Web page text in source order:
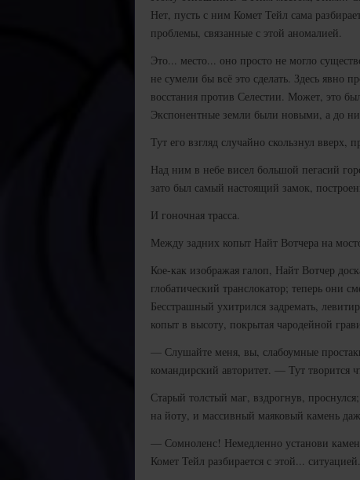
Нет, пусть с ним Комет Тейл сама
проблемы, связанные с этой аномалией.
Это... место... оно просто не могло
не сумели бы всё это сделать. Здесь явно
восстания против Селестии. Может, это
Экспонентные земли были новыми, а до
Тут его взгляд случайно скользнул
Над ним в небе висел большой пегасий
зато был самый настоящий замок,
И гоночная трасса.
Между задних копыт Найт Вотчера на
Кое-как изображая галоп, Найт Вотчер
глобатический транслокатор; теперь они
Бесстрашный ухитрился задремать,
копыт в высоту, покрытая чародейной
— Слушайте меня, вы, слабоумные
командирский авторитет. — Тут творится
Старый толстый маг, вздрогнув,
на йоту, и массивный маяковый камень
— Сомноленс! Немедленно установи
Комет Тейл разбирается с этой...